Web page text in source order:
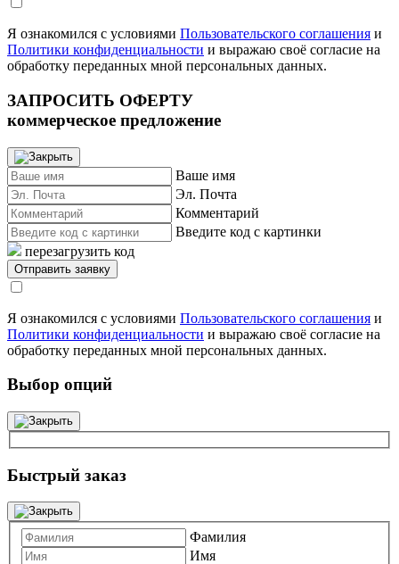
Я ознакомился с условиями Пользовательского соглашения и
Политики конфиденциальности и выражаю своё согласие на
обработку переданных мной персональных данных.
ЗАПРОСИТЬ ОФЕРТУ
коммерческое предложение
Ваше имя
Эл. Почта
Комментарий
Введите код с картинки
перезагрузить код
Я ознакомился с условиями Пользовательского соглашения и
Политики конфиденциальности и выражаю своё согласие на
обработку переданных мной персональных данных.
Выбор опций
Быстрый заказ
Фамилия
Имя